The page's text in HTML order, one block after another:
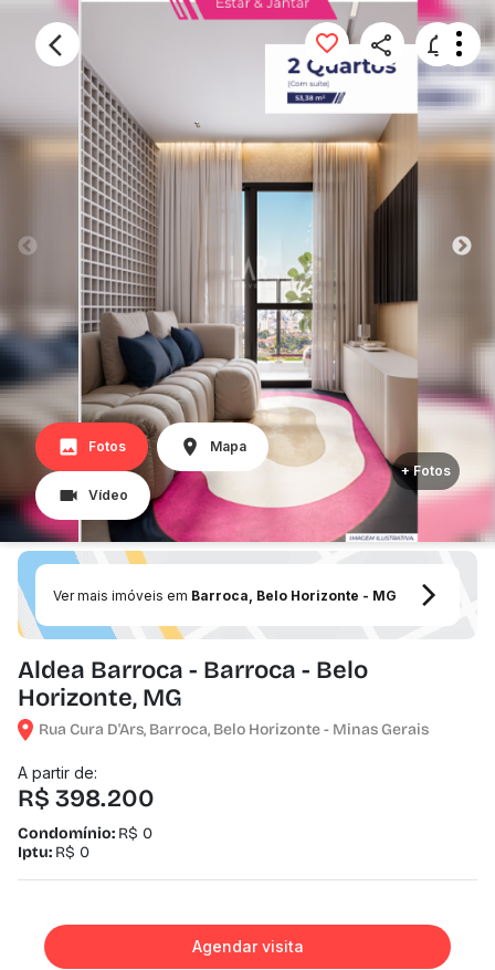
Fotos Mapa
Vídeo
+ Fotos
Ver mais imóveis em Barroca, Belo Horizonte - MG
Aldea Barroca - Barroca - Belo
Horizonte, MG
Rua Cura D'Ars, Barroca, Belo Horizonte - Minas Gerais
A partir de:
R$ 398.200
Condomínio: R$ 0
Iptu: R$ 0
Agendar visita